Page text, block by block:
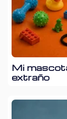
Mi
extraño